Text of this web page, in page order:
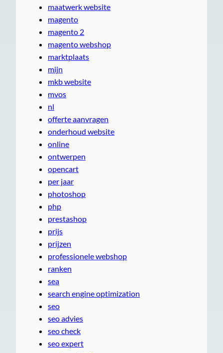
maatwerk website
magento
magento 2
magento webshop
marktplaats
mijn
mkb website
mvos
nl
offerte aanvragen
onderhoud website
online
ontwerpen
opencart
per jaar
photoshop
php
prestashop
prijs
prijzen
professionele webshop
ranken
sea
search engine optimization
seo
seo advies
seo check
seo expert